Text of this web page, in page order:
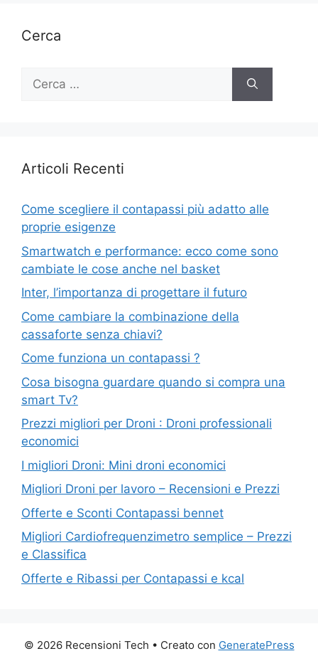
Cerca
Ricerca
Articoli Recenti
Come scegliere il contapassi più adatto alle
proprie esigenze
Smartwatch e performance: ecco come sono
cambiate le cose anche nel basket
Inter, l’importanza di progettare il futuro
Come cambiare la combinazione della
cassaforte senza chiavi?
Come funziona un contapassi ?
Cosa bisogna guardare quando si compra una
smart Tv?
Prezzi migliori per Droni : Droni professionali
economici
I migliori Droni: Mini droni economici
Migliori Droni per lavoro – Recensioni e Prezzi
Offerte e Sconti Contapassi bennet
Migliori Cardiofrequenzimetro semplice – Prezzi
e Classifica
Offerte e Ribassi per Contapassi e kcal
© 2026 Recensioni Tech • Creato con GeneratePress